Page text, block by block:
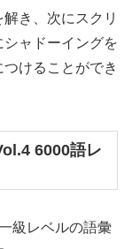
き、次にスクリ
ャドーイングを
けることができ
6000語レ
級レベルの語彙